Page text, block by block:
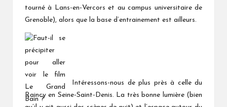
tourné à Lans-en-Vercors et au campus universitaire de
Grenoble), alors que la base d’entrainement est ailleurs.
Intéressons-nous de plus près à celle du
Raincy en Seine-Saint-Denis. La très bonne lumière (bien